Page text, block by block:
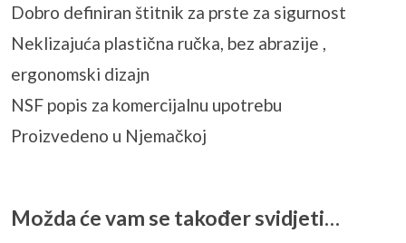
Dobro definiran štitnik za prste za sigurnost
Neklizajuća plastična ručka, bez abrazije ,
ergonomski dizajn
NSF popis za komercijalnu upotrebu
Proizvedeno u Njemačkoj
Možda će vam se također svidjeti…